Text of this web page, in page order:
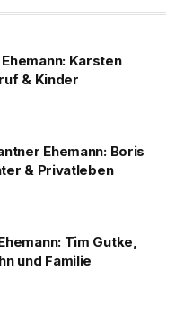
Karsten
& Kinder
Ehemann: Boris
& Privatleben
Tim Gutke,
und Familie